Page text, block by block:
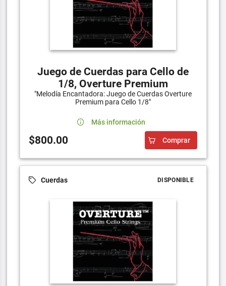
Juego de Cuerdas para Cello de
1/8, Overture Premium
"Melodía Encantadora: Juego de Cuerdas Overture
Premium para Cello 1/8"
Más información
$800.00 Comprar
Cuerdas DISPONIBLE